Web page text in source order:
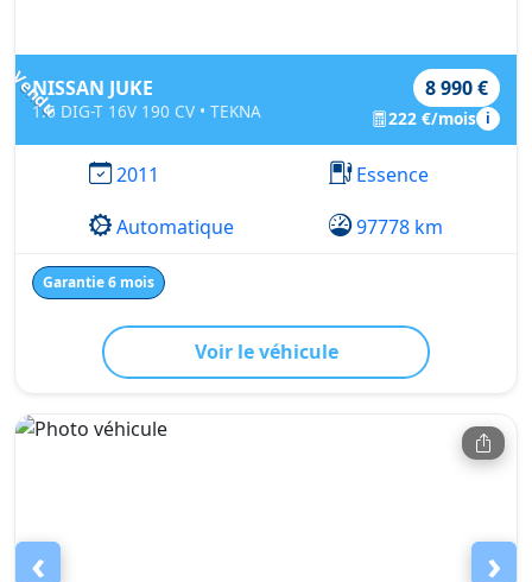
Vendu
NISSAN JUKE
1.6 DIG-T 16V 190 CV • TEKNA
8 990 €
222 €/mois i
2011
Essence
Automatique
97778 km
Garantie 6 mois
Voir le véhicule
‹ ›